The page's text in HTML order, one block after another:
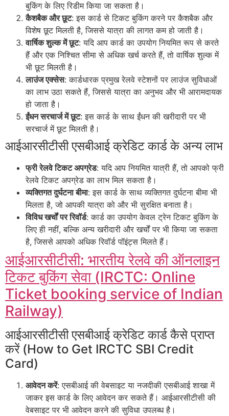
बुकिंग के लिए रिडीम किया जा सकता है।
कैशबैक और छूट: इस कार्ड से टिकट बुकिंग करने पर कैशबैक और
विशेष छूट मिलती है, जिससे यात्रा की लागत कम हो जाती है।
वार्षिक शुल्क में छूट: यदि आप कार्ड का उपयोग नियमित रूप से करते
हैं और एक निश्चित सीमा से अधिक खर्च करते हैं, तो वार्षिक शुल्क में
भी छूट मिलती है।
लाउंज एक्सेस: कार्डधारक प्रमुख रेलवे स्टेशनों पर लाउंज सुविधाओं
का लाभ उठा सकते हैं, जिससे यात्रा का अनुभव और भी आरामदायक
हो जाता है।
ईंधन सरचार्ज में छूट: इस कार्ड के साथ ईंधन की खरीदारी पर भी
सरचार्ज में छूट मिलती है।
आईआरसीटीसी एसबीआई क्रेडिट कार्ड के अन्य लाभ
फ्री रेलवे टिकट अपग्रेड: यदि आप नियमित यात्री हैं, तो आपको फ्री
रेलवे टिकट अपग्रेड का लाभ मिल सकता है।
व्यक्तिगत दुर्घटना बीमा: इस कार्ड के साथ व्यक्तिगत दुर्घटना बीमा भी
मिलता है, जो आपकी यात्रा को और भी सुरक्षित बनाता है।
विविध खर्चों पर रिवॉर्ड: कार्ड का उपयोग केवल ट्रेन टिकट बुकिंग के
लिए ही नहीं, बल्कि अन्य खरीदारी और खर्चों पर भी किया जा सकता
है, जिससे आपको अधिक रिवॉर्ड पॉइंट्स मिलते हैं।
आईआरसीटीसी: भारतीय रेलवे की ऑनलाइन
टिकट बुकिंग सेवा (IRCTC: Online
Ticket booking service of Indian
Railway)
आईआरसीटीसी एसबीआई क्रेडिट कार्ड कैसे प्राप्त
करें (How to Get IRCTC SBI Credit
Card)
आवेदन करें: एसबीआई की वेबसाइट या नजदीकी एसबीआई शाखा में
जाकर इस कार्ड के लिए आवेदन कर सकते हैं। आईआरसीटीसी की
वेबसाइट पर भी आवेदन करने की सुविधा उपलब्ध है।